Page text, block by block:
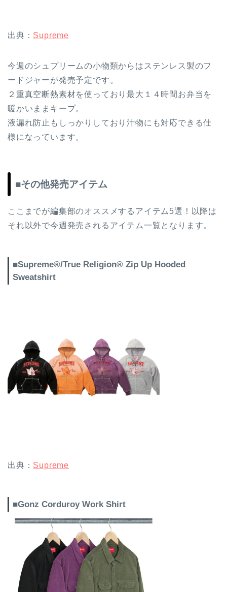
出典： Supreme
今週のシュプリームの小物類からはステンレス製のフ
ードジャーが発売予定です。
２重真空断熱素材を使っており最大１４時間お弁当を
暖かいままキープ。
液漏れ防止もしっかりしており汁物にも対応できる仕
様になっています。
■その他発売アイテム
ここまでが編集部のオススメするアイテム5選！以降は
それ以外で今週発売されるアイテム一覧となります。
■Supreme®/True Religion® Zip Up Hooded
Sweatshirt
出典： Supreme
■Gonz Corduroy Work Shirt